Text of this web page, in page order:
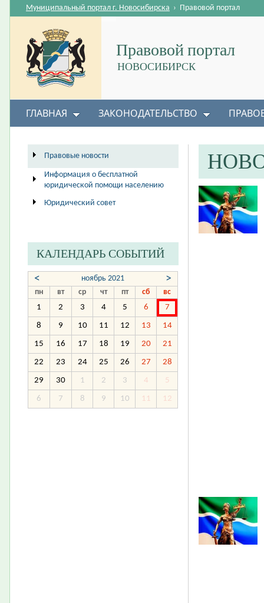
Правовой портал
НОВОСИБИРСК
Муниципальный портал г. Новосибирска › Правовой портал
ГЛАВНАЯ ЗАКОНОДАТЕЛЬСТВО
Правовые новости
Информация о бесплатной
юридической помощи населению
Юридический совет
КАЛЕНДАРЬ СОБЫТИЙ
< ноябрь 2021 >
пн вт ср чт пт сб
вс
1
2 3 4 5 6 7
8 9 10 11 12 13 14
15 16 17 18 19 20 21
22 23 24 25 26 27 28
29 30 1 2 3 4 5
6 7 8 9 10 11 12